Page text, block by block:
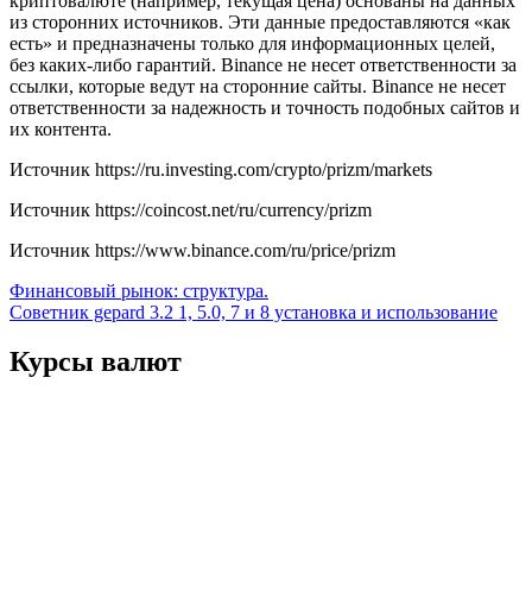
из сторонних источников. Эти данные предоставляются «как
есть» и предназначены только для информационных целей,
без каких-либо гарантий. Binance не несет ответственности за
ссылки, которые ведут на сторонние сайты. Binance не несет
ответственности за надежность и точность подобных сайтов и
их контента.
Источник https://ru.investing.com/crypto/prizm/markets
Источник https://coincost.net/ru/currency/prizm
Источник https://www.binance.com/ru/price/prizm
Навигация
по
записям
Финансовый рынок: структура.
Советник gepard 3.2 1, 5.0, 7 и 8 установка и использование
Курсы валют